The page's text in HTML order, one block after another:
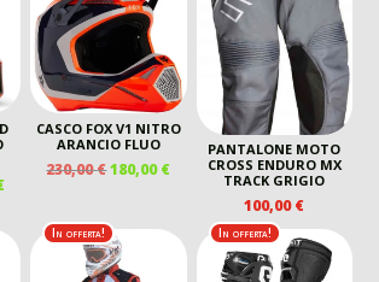
135,00 €.
208,00 €.
135,00 €.
140,00 €.
IL
ATTUALE
È:
CASCO FOX V1 NITRO
ARANCIO FLUO
230,00€IL
ERA:
230,00 €.
180,00€IL
PREZZO
È:
180,00 €.
PANTALONE MOTO
CROSS ENDURO MX
TRACK GRIGIO
100,00€
In offerta! In offerta!